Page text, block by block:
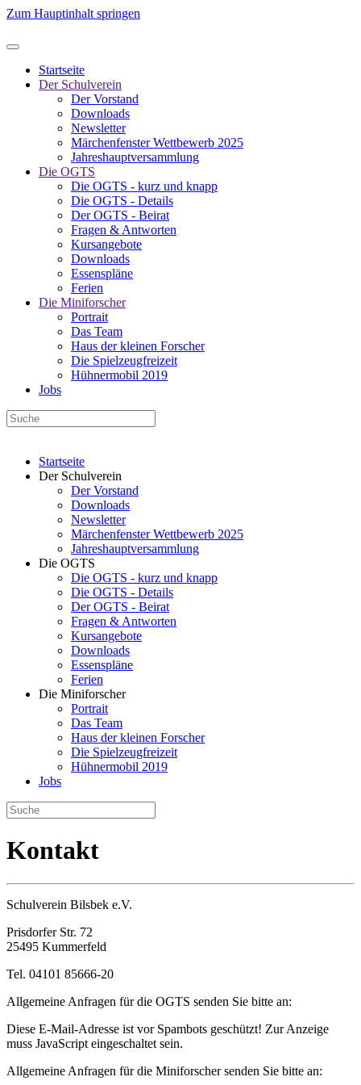
Zum Hauptinhalt springen
Startseite
Der Schulverein
Der Vorstand
Downloads
Newsletter
Märchenfenster Wettbewerb 2025
Jahreshauptversammlung
Die OGTS
Die OGTS - kurz und knapp
Die OGTS - Details
Der OGTS - Beirat
Fragen & Antworten
Kursangebote
Downloads
Essenspläne
Ferien
Die Miniforscher
Portrait
Das Team
Haus der kleinen Forscher
Die Spielzeugfreizeit
Hühnermobil 2019
Jobs
Startseite
Der Schulverein
Der Vorstand
Downloads
Newsletter
Märchenfenster Wettbewerb 2025
Jahreshauptversammlung
Die OGTS
Die OGTS - kurz und knapp
Die OGTS - Details
Der OGTS - Beirat
Fragen & Antworten
Kursangebote
Downloads
Essenspläne
Ferien
Die Miniforscher
Portrait
Das Team
Haus der kleinen Forscher
Die Spielzeugfreizeit
Hühnermobil 2019
Jobs
Kontakt
Schulverein Bilsbek e.V.
Prisdorfer Str. 72
25495 Kummerfeld
Tel. 04101 85666-20
Allgemeine Anfragen für die OGTS senden Sie bitte an:
Diese E-Mail-Adresse ist vor Spambots geschützt! Zur Anzeige
muss JavaScript eingeschaltet sein.
Allgemeine Anfragen für die Miniforscher senden Sie bitte an: